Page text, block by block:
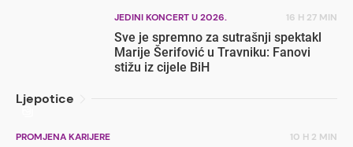
JEDINI KONCERT U 2026. 16 H 27 MIN
Sve je spremno za sutrašnji spektakl
Marije Šerifović u Travniku: Fanovi
stižu iz cijele BiH
Ljepotice
PROMJENA KARIJERE 10 H 2 MIN